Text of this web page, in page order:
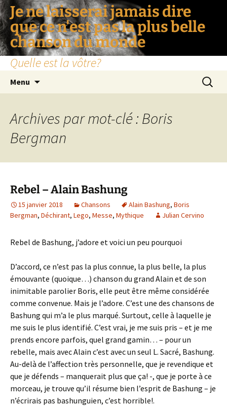
Je ne laisserai jamais dire
que ce n'est pas la plus belle
chanson du monde
Quelle est la vôtre?
Menu
Archives par mot-clé : Boris
Bergman
Rebel – Alain Bashung
15 janvier 2018 Chansons Alain Bashung, Boris
Bergman, Déchirant, Lego, Messe, Mythique Julian Cervino
Rebel de Bashung, j’adore et voici un peu pourquoi
D’accord, ce n’est pas la plus connue, la plus belle, la plus
émouvante (quoique…) chanson du grand Alain et de son
inimitable parolier Boris, elle peut être même considérée
comme convenue. Mais je l’adore. C’est une des chansons de
Bashung qui m’a le plus marqué. Surtout, celle à laquelle je
me suis le plus identifié. C’est vrai, je me suis pris – et je me
prends encore parfois, quel grand gamin… – pour un
rebelle, mais avec Alain c’est avec un seul L. Sacré, Bashung.
Au-delà de l’affection très personnelle, que je revendique et
que je défends – manquerait plus que ça! -, que je porte à ce
morceau, je trouve qu’il résume bien l’esprit de Bashung – je
n’écrirais pas bashunguien, c’est horrible!.